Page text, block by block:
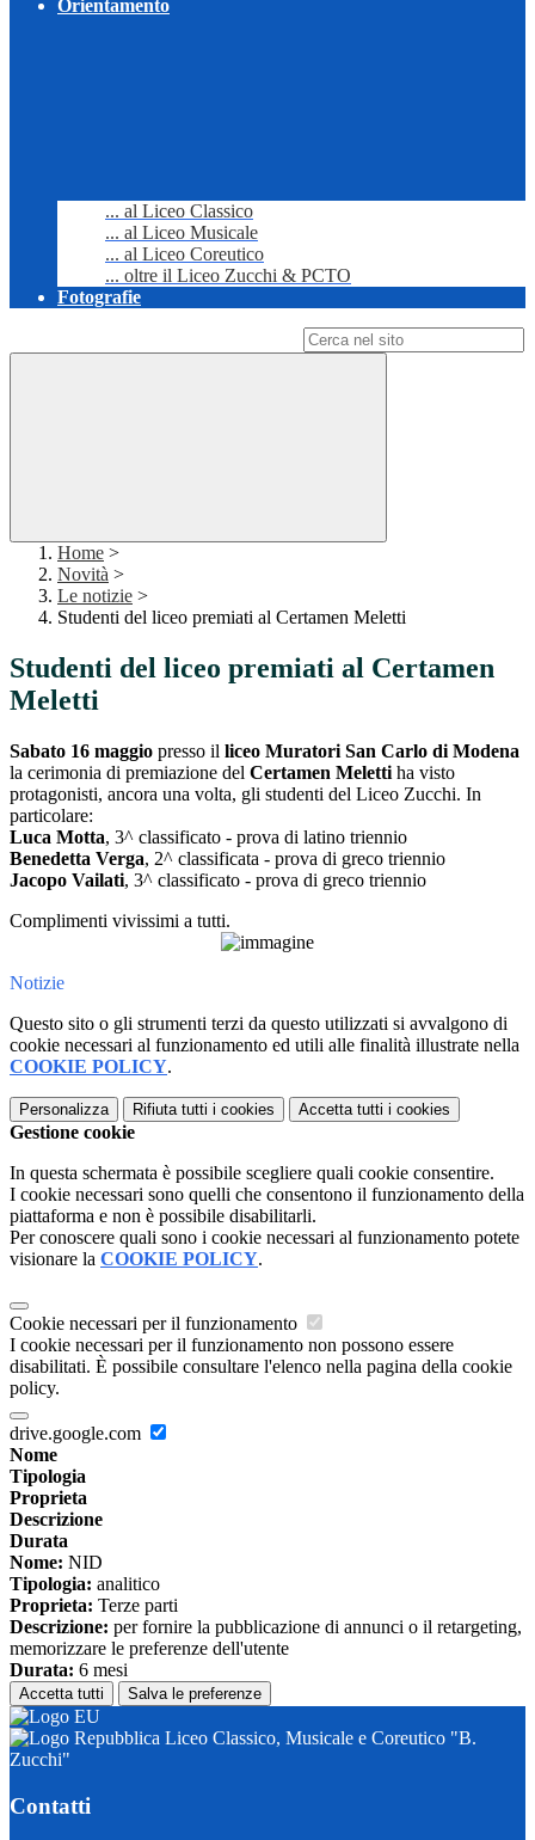
Orientamento
... al Liceo Classico
... al Liceo Musicale
... al Liceo Coreutico
... oltre il Liceo Zucchi & PCTO
Fotografie
Home >
Novità >
Le notizie >
Studenti del liceo premiati al Certamen Meletti
Studenti del liceo premiati al Certamen
Meletti
Sabato 16 maggio presso il liceo Muratori San Carlo di Modena
la cerimonia di premiazione del Certamen Meletti ha visto
protagonisti, ancora una volta, gli studenti del Liceo Zucchi. In
particolare:
Luca Motta, 3^ classificato - prova di latino triennio
Benedetta Verga, 2^ classificata - prova di greco triennio
Jacopo Vailati, 3^ classificato - prova di greco triennio
Complimenti vivissimi a tutti.
Notizie
Questo sito o gli strumenti terzi da questo utilizzati si avvalgono di
cookie necessari al funzionamento ed utili alle finalità illustrate nella
COOKIE POLICY.
Personalizza Rifiuta tutti i cookies Accetta tutti i cookies
Gestione cookie
In questa schermata è possibile scegliere quali cookie consentire.
I cookie necessari sono quelli che consentono il funzionamento della
piattaforma e non è possibile disabilitarli.
Per conoscere quali sono i cookie necessari al funzionamento potete
visionare la COOKIE POLICY.
Cookie necessari per il funzionamento
I cookie necessari per il funzionamento non possono essere
disabilitati. È possibile consultare l'elenco nella pagina della cookie
policy.
drive.google.com
Nome
Tipologia
Proprieta
Descrizione
Durata
Nome: NID
Tipologia: analitico
Proprieta: Terze parti
Descrizione: per fornire la pubblicazione di annunci o il retargeting,
memorizzare le preferenze dell'utente
Durata: 6 mesi
Accetta tutti Salva le preferenze
Liceo Classico, Musicale e Coreutico "B.
Zucchi"
Contatti